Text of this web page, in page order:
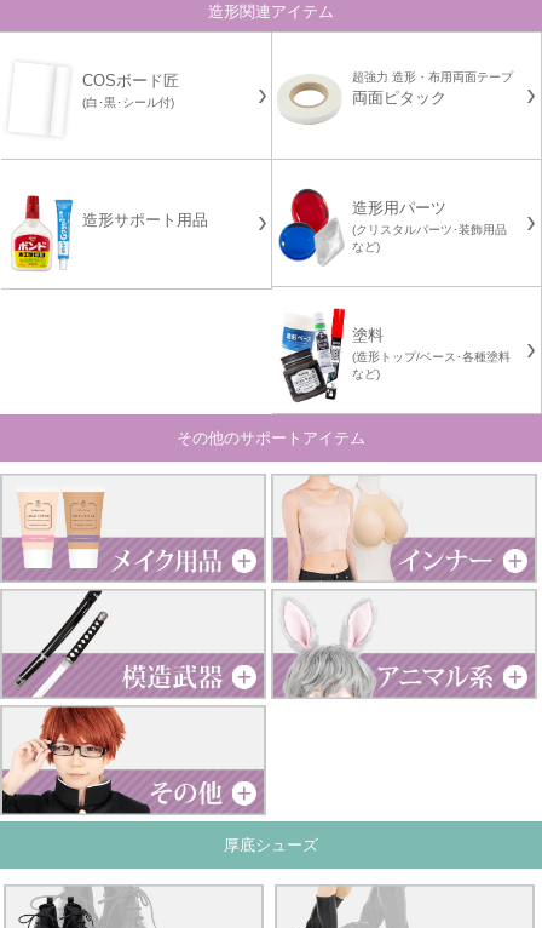
造形関連アイテム
COSボード匠
(白･黒･シール付)
超強力 造形・布用両面テープ
両面ピタック
造形サポート用品
造形用パーツ
(クリスタルパーツ･装飾用品
など)
塗料
(造形トップ/ベース･各種塗料
など)
その他のサポートアイテム
厚底シューズ